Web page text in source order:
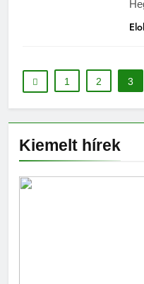
Kiemelt hírek
1 2 3